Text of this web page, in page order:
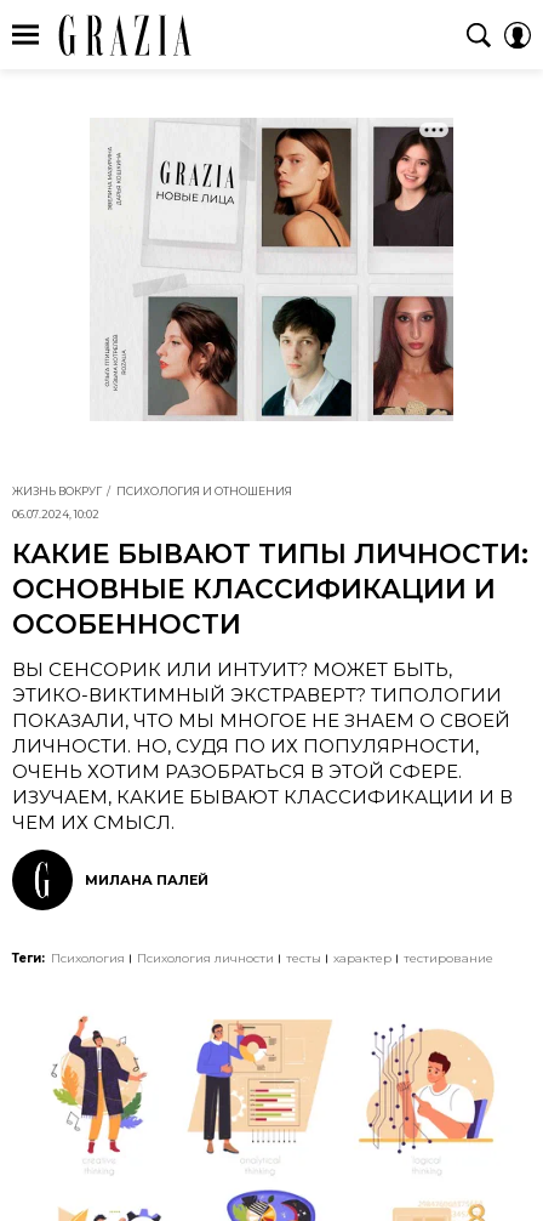
ЖИЗНЬ ВОКРУГ
ПСИХОЛОГИЯ И ОТНОШЕНИЯ
06.07.2024, 10:02
КАКИЕ БЫВАЮТ ТИПЫ ЛИЧНОСТИ:
ОСНОВНЫЕ КЛАССИФИКАЦИИ И
ОСОБЕННОСТИ
ВЫ СЕНСОРИК ИЛИ ИНТУИТ? МОЖЕТ БЫТЬ,
ЭТИКО-ВИКТИМНЫЙ ЭКСТРАВЕРТ? ТИПОЛОГИИ
ПОКАЗАЛИ, ЧТО МЫ МНОГОЕ НЕ ЗНАЕМ О СВОЕЙ
ЛИЧНОСТИ. НО, СУДЯ ПО ИХ ПОПУЛЯРНОСТИ,
ОЧЕНЬ ХОТИМ РАЗОБРАТЬСЯ В ЭТОЙ СФЕРЕ.
ИЗУЧАЕМ, КАКИЕ БЫВАЮТ КЛАССИФИКАЦИИ И В
ЧЕМ ИХ СМЫСЛ.
МИЛАНА ПАЛЕЙ
Теги: Психология Психология личности тесты характер тестирование